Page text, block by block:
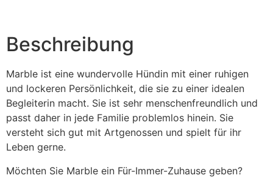
Beschreibung
Marble ist eine wundervolle Hündin mit einer ruhigen
und lockeren Persönlichkeit, die sie zu einer idealen
Begleiterin macht. Sie ist sehr menschenfreundlich und
passt daher in jede Familie problemlos hinein. Sie
versteht sich gut mit Artgenossen und spielt für ihr
Leben gerne.
Möchten Sie Marble ein Für-Immer-Zuhause geben?